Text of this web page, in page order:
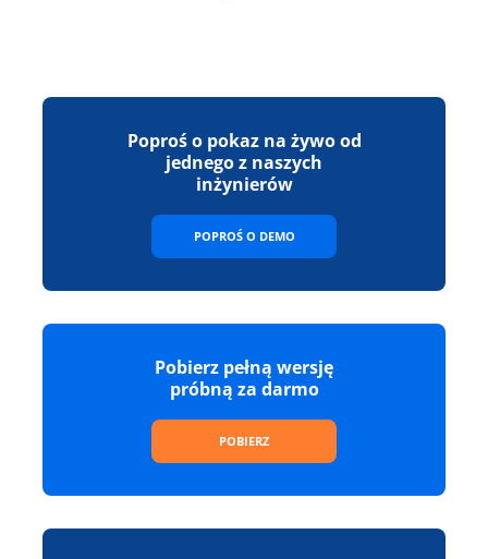
Poproś o pokaz na żywo od
jednego z naszych
inżynierów
POPROŚ O DEMO
Pobierz pełną wersję
próbną za darmo
POBIERZ